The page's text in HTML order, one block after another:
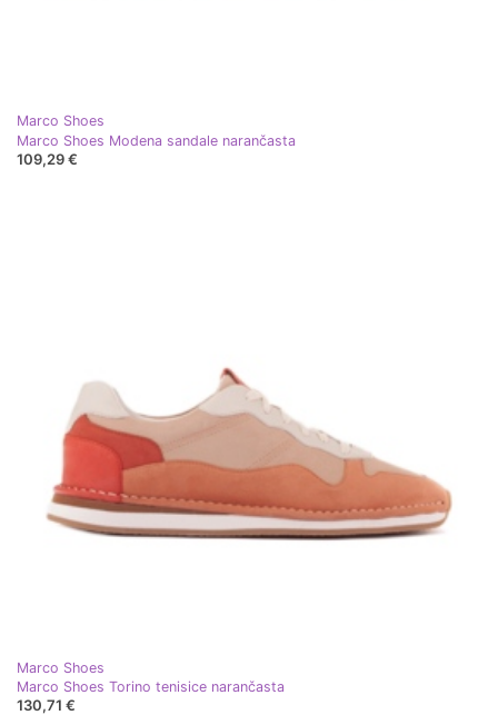
Marco Shoes
Marco Shoes Modena sandale narančasta
109,29 €
Marco Shoes
Marco Shoes Torino tenisice narančasta
130,71 €